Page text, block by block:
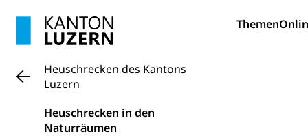
Themen
Heuschrecken des Kantons
Luzern
Heuschrecken in den
Naturräumen